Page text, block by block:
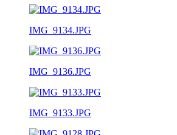
IMG_9134.JPG
IMG_9136.JPG
IMG_9133.JPG